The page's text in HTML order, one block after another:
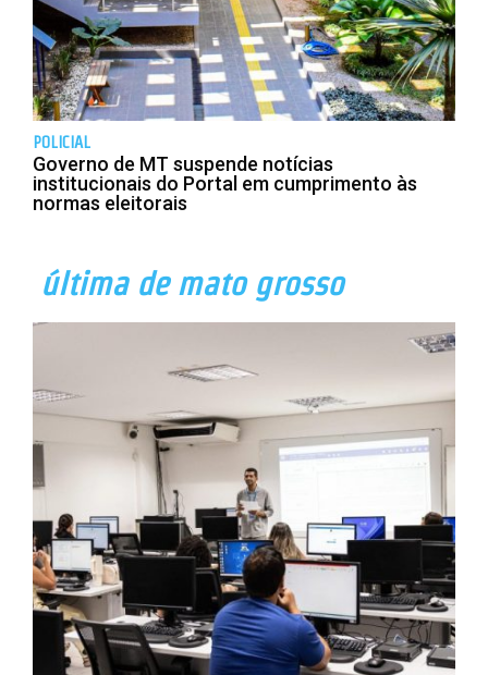
POLICIAL
Governo de MT suspende notícias
institucionais do Portal em cumprimento às
normas eleitorais
última de mato grosso